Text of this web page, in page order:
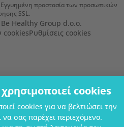
cookies
cookies για να βελτιώσει την
σας παρέχει περιεχόμενο.
προστασία των προσωπικών
SSL.
Healthy Group d.o.o.
cookiesΡυθμίσεις cookies